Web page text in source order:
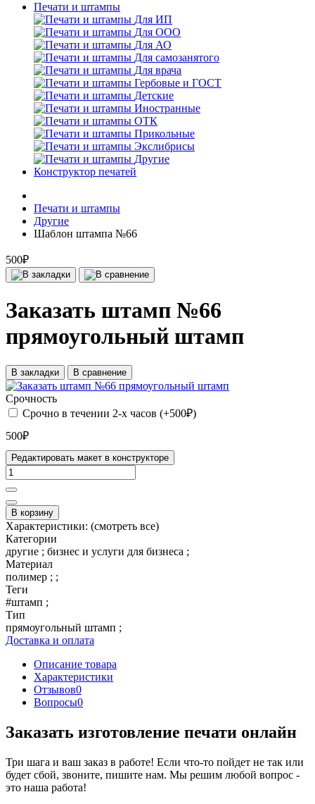
Печати и штампы
Для ИП
Для ООО
Для АО
Для самозанятого
Для врача
Гербовые и ГОСТ
Детские
Иностранные
ОТК
Прикольные
Экслибрисы
Другие
Конструктор печатей
Печати и штампы
Другие
Шаблон штампа №66
500₽
Заказать штамп №66
прямоугольный штамп
В закладки В сравнение
Срочность
Срочно в течении 2-х часов (+500₽)
500₽
Редактировать макет в конструкторе
В корзину
Характеристики: (смотреть все)
Категории
другие ; бизнес и услуги для бизнеса ;
Материал
полимер ; ;
Теги
#штамп ;
Тип
прямоугольный штамп ;
Доставка и оплата
Описание товара
Характеристики
Отзывов0
Вопросы0
Заказать изготовление печати онлайн
Три шага и ваш заказ в работе! Если что-то пойдет не так или
будет сбой, звоните, пишите нам. Мы решим любой вопрос -
это наша работа!